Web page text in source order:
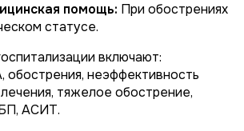
помощь: При обострениях
статусе.
включают:
обострения, неэффективность
тяжелое обострение,
АСИТ.